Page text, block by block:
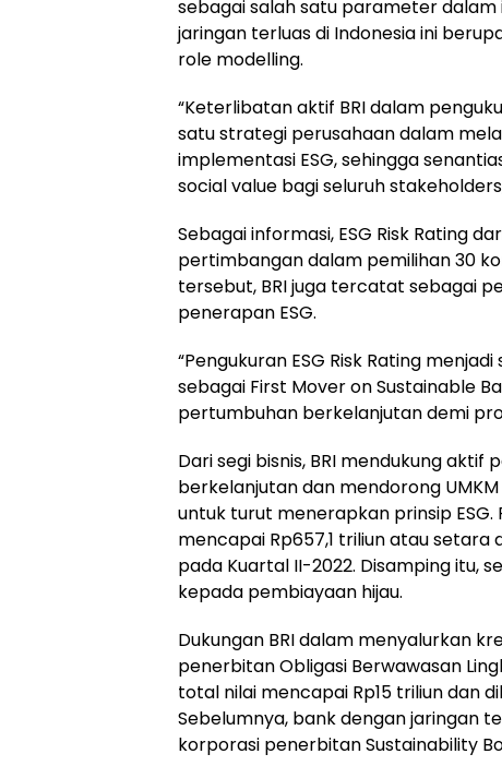
sebagai salah satu parameter dalam
jaringan terluas di Indonesia ini
role modelling.
“Keterlibatan aktif BRI dalam
satu strategi perusahaan dalam
implementasi ESG, sehingga
social value bagi seluruh
Sebagai informasi, ESG Risk Rating
pertimbangan dalam pemilihan 30
tersebut, BRI juga tercatat sebagai
penerapan ESG.
“Pengukuran ESG Risk Rating
sebagai First Mover on Sustainable
pertumbuhan berkelanjutan demi
Dari segi bisnis, BRI mendukung
berkelanjutan dan mendorong
untuk turut menerapkan prinsip
mencapai Rp657,1 triliun atau
pada Kuartal II-2022. Disamping itu,
kepada pembiayaan hijau.
Dukungan BRI dalam menyalurkan
penerbitan Obligasi Berwawasan
total nilai mencapai Rp15 triliun dan
Sebelumnya, bank dengan jaringan
korporasi penerbitan Sustainability